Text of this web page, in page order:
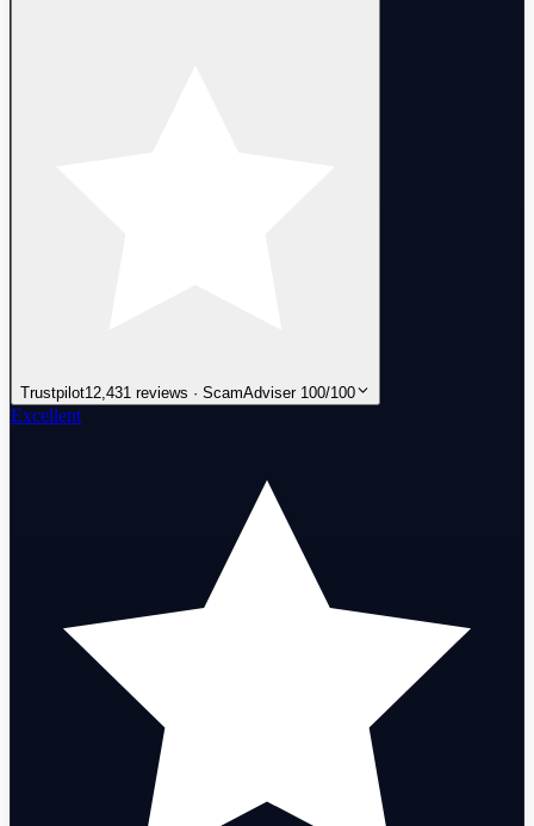
Trustpilot12,431 reviews · ScamAdviser 100/100
Excellent